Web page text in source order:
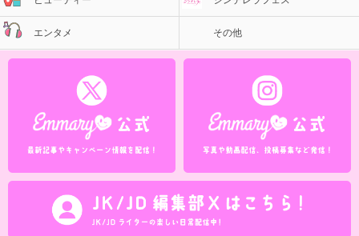
エンタメ その他